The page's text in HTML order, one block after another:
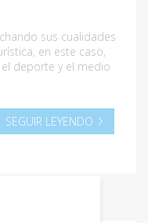
sus cualidades
en este caso,
deporte y el medio
SEGUIR LEYENDO